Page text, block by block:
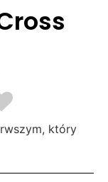
który